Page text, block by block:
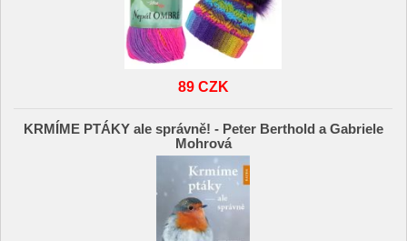
89 CZK
KRMÍME PTÁKY ale správně! - Peter Berthold a Gabriele
Mohrová